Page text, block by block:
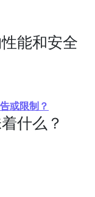
能和安全
或限制？
什么？